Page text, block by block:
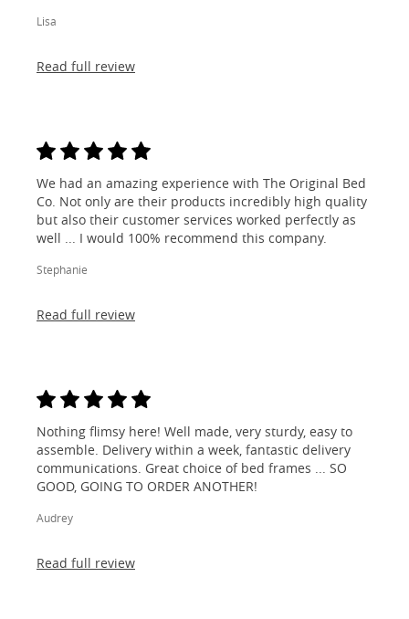
Lisa
Read full review
We had an amazing experience with The Original Bed
Co. Not only are their products incredibly high quality
but also their customer services worked perfectly as
well ... I would 100% recommend this company.
Stephanie
Read full review
Nothing flimsy here! Well made, very sturdy, easy to
assemble. Delivery within a week, fantastic delivery
communications. Great choice of bed frames ... SO
GOOD, GOING TO ORDER ANOTHER!
Audrey
Read full review